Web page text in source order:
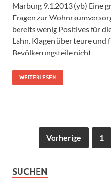
Marburg 9.1.2013 (yb) Eine
Fragen zur
bereits wenig Positives für
Lahn. Klagen über teure und
Bevölkerungsteile nicht …
WEITERLESEN
Vorherige 1
SUCHEN